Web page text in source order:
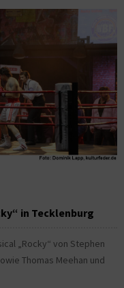
in Tecklenburg
„Rocky“ von Stephen
Thomas Meehan und